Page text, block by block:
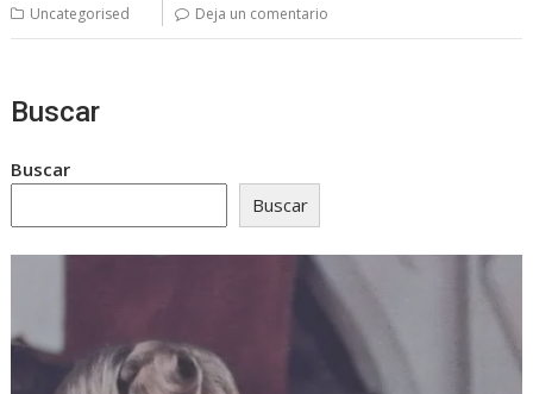
Uncategorised Deja un comentario
Buscar
Buscar
Buscar